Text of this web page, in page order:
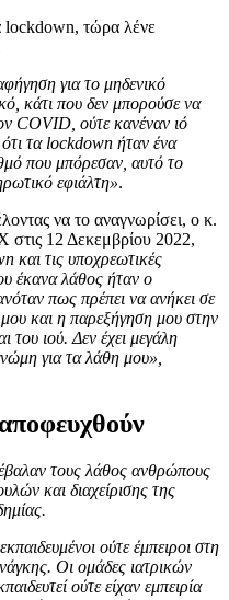
για το μηδενικό
κάτι που δεν μπορούσε να
COVID, ούτε κανέναν ιό
τα lockdown ήταν ένα
που μπόρεσαν, αυτό το
εφιάλτη».
να το αναγνωρίσει, ο κ.
στις 12 Δεκεμβρίου 2022,
και τις υποχρεωτικές
έκανα λάθος ήταν ο
πως πρέπει να ανήκει σε
και η παρεξήγηση μου στην
ιού. Δεν έχει μεγάλη
για τα λάθη μου»,
τους λάθος ανθρώπους
και διαχείρισης της
ούτε έμπειροι στη
Οι ομάδες ιατρικών
ούτε είχαν εμπειρία